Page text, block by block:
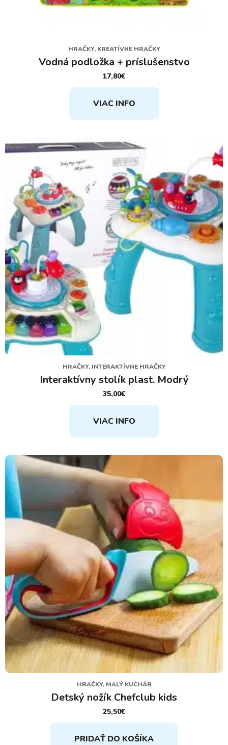
HRAČKY, KREATÍVNE HRAČKY
Vodná podložka + príslušenstvo
17,80€
VIAC INFO
HRAČKY, INTERAKTÍVNE HRAČKY
Interaktívny stolík plast. Modrý
35,00€
VIAC INFO
HRAČKY, MALÝ KUCHÁR
Detský nožík Chefclub kids
25,50€
PRIDAŤ DO KOŠÍKA